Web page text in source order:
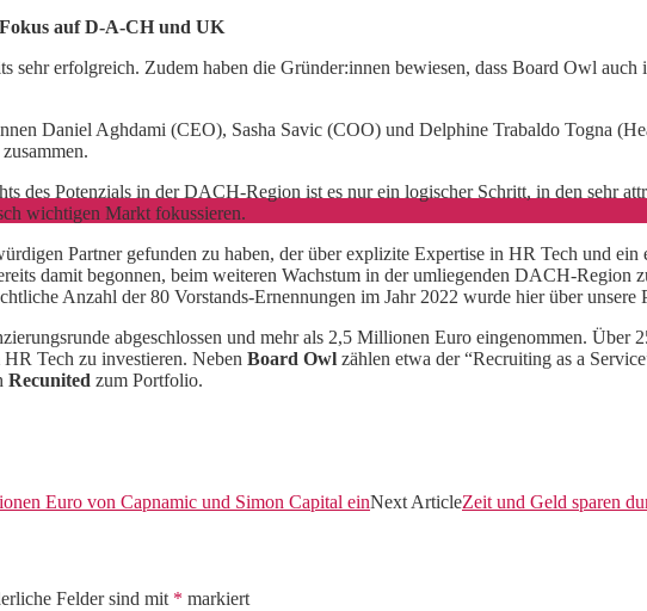
auf D-A-CH und UK
sehr erfolgreich. Zudem haben die Gründer:innen bewiesen, dass Board Owl
Daniel Aghdami (CEO), Sasha Savic (COO) und Delphine Trabaldo Togna
des Potenzials in der DACH-Region ist es nur ein logischer Schritt, in den sehr
wichtigen Markt fokussieren.
Partner gefunden zu haben, der über explizite Expertise in HR Tech und
damit begonnen, beim weiteren Wachstum in der umliegenden DACH-
Anzahl der 80 Vorstands-Ernennungen im Jahr 2022 wurde hier über
abgeschlossen und mehr als 2,5 Millionen Euro eingenommen.
Tech zu investieren. Neben Board Owl zählen etwa der “Recruiting as a
Recunited zum Portfolio.
Euro von Capnamic und Simon Capital einNext ArticleZeit und Geld sparen
Felder sind mit * markiert